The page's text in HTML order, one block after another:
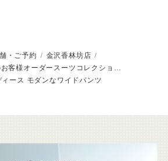
ースーツSADAのトップページ
・ご予約
金沢香林坊店
金沢香林坊店のお客様オーダースーツコレクション
ース モダンなワイドパンツ